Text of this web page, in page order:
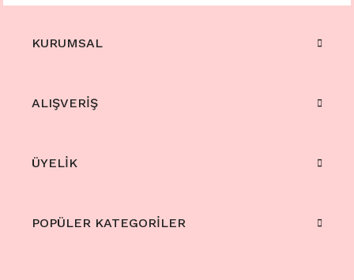
KURUMSAL
ALIŞVERİŞ
ÜYELİK
POPÜLER KATEGORİLER